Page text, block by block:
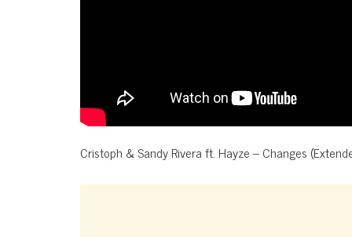
Cristoph & Sandy Rivera ft. Hayze – Changes